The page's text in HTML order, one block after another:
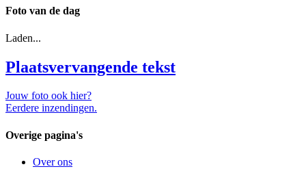
Foto van de dag
Laden...
Plaatsvervangende tekst
Jouw foto ook hier?
Eerdere inzendingen.
Overige pagina's
Over ons